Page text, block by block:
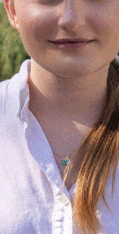
Un anno fa
Gianni,
processo,
Articolo precedente
Alla scuola media si
degustazione
finirà in un libro, in
solidarietà